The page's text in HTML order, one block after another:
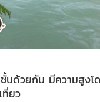
วยกัน มีความสูงโ
ที่ยว